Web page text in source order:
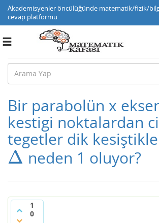
Akademisyenler öncülüğünde matematik/fizik/
cevap platformu
Toggle
Bir parabolün x
kestigi noktalardan
tegetler dik
Δ
Δ neden 1 oluyor?
1
0